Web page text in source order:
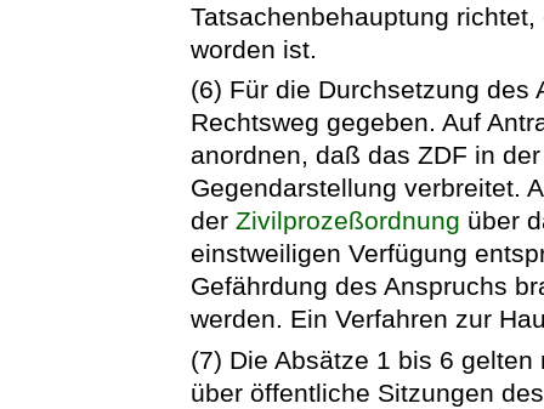
Tatsachenbehauptung
worden ist.
(6) Für die Durchsetzung des
Rechtsweg gegeben. Auf
anordnen, daß das ZDF in
Gegendarstellung verbreitet.
derZivilprozeßordnung über
einstweiligen Verfügung
Gefährdung des Anspruchs
werden. Ein Verfahren zur
(7) Die Absätze 1 bis 6
über öffentliche Sitzungen